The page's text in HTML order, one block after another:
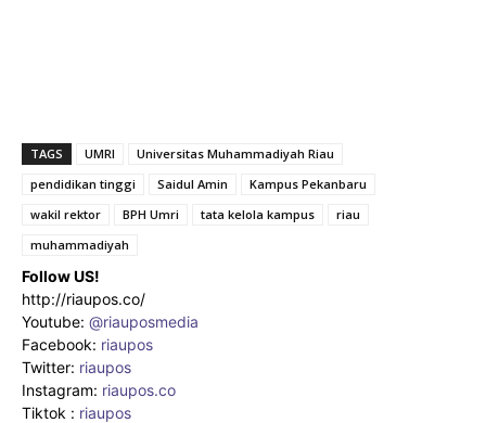
TAGS UMRI
Universitas Muhammadiyah Riau
pendidikan tinggi
Saidul Amin
Kampus Pekanbaru
wakil rektor
BPH Umri tata kelola kampus
riau
muhammadiyah
Follow US!
http://riaupos.co/
Youtube: @riauposmedia
Facebook: riaupos
Twitter: riaupos
Instagram: riaupos.co
Tiktok : riaupos